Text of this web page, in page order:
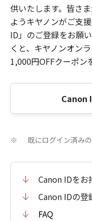
供いたします。皆さ
ようキヤノンがご支
ID」のご登録をお願
くと、キヤノンオン
1,000円OFFクーポン
Canon
※ 既にログイン済み
Canon IDを
Canon IDの登
FAQ